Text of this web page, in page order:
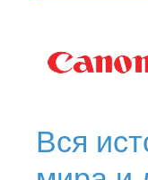
Вся